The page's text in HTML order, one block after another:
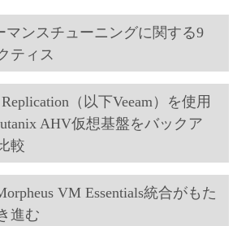
マンスチューニングに関する9
ティス
（以下Veeam）を使用
AHV仮想基盤をバックア
較
VM Essentials統合がもた
進む